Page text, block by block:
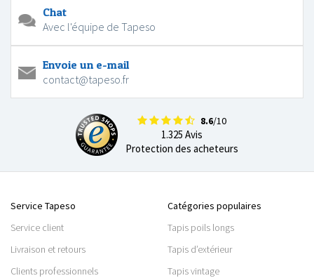
Chat
Avec l'équipe de Tapeso
Envoie un e-mail
contact@tapeso.fr
8.6/10
1.325 Avis
Protection des acheteurs
Service Tapeso
Service client
Livraison et retours
Clients professionnels
Catégories populaires
Tapis poils longs
Tapis d’extérieur
Tapis vintage